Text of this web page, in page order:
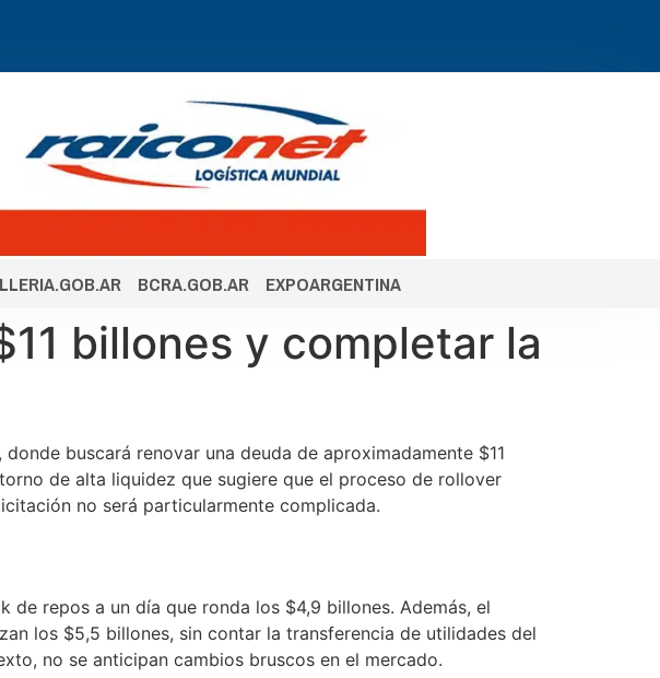
BCRA.GOB.AR EXPOARGENTINA
billones y completar la
buscará renovar una deuda de aproximadamente $11
de alta liquidez que sugiere que el proceso de rollover
no será particularmente complicada.
de repos a un día que ronda los $4,9 billones. Además, el
los $5,5 billones, sin contar la transferencia de utilidades del
no se anticipan cambios bruscos en el mercado.